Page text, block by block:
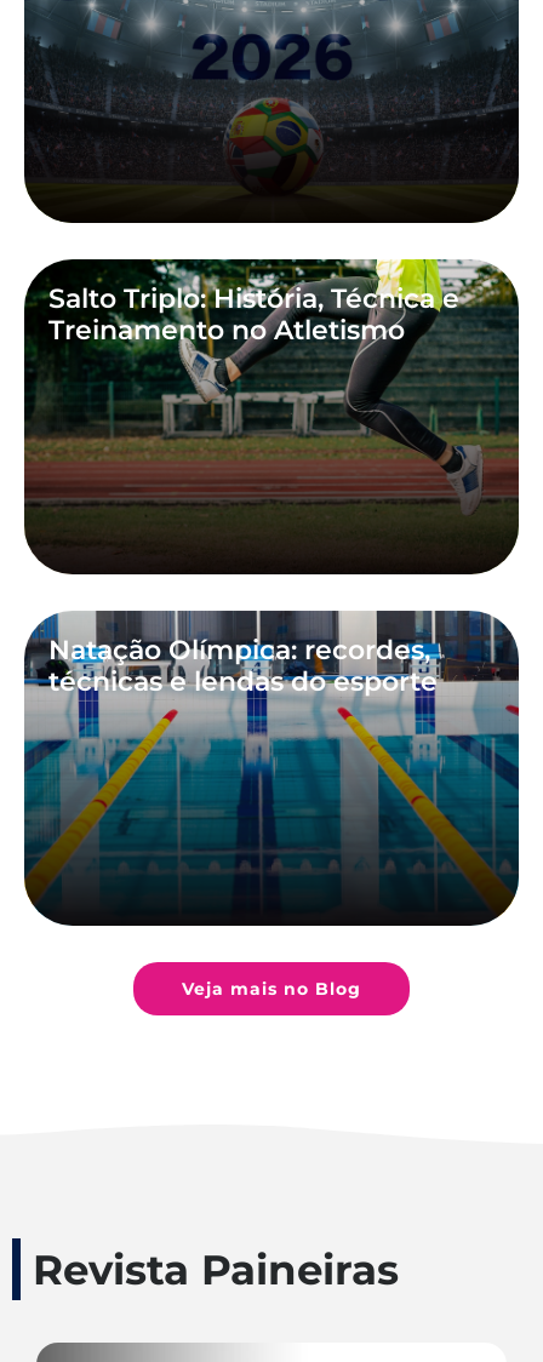
Salto Triplo: História, Técnica e
Treinamento no Atletismo
Natação Olímpica: recordes,
técnicas e lendas do esporte
Veja mais no Blog
Revista Paineiras